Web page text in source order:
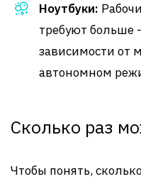
Ноутбуки:
требуют больше
зависимости от
автономном
Сколько раз
Чтобы понять,